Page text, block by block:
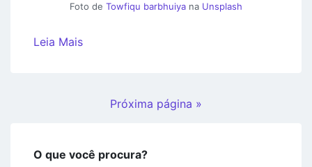
Foto de Towfiqu barbhuiya na Unsplash
Leia Mais
Próxima página »
O que você procura?